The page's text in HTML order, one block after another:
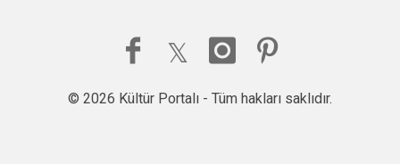
© 2026 Kültür Portalı - Tüm hakları saklıdır.